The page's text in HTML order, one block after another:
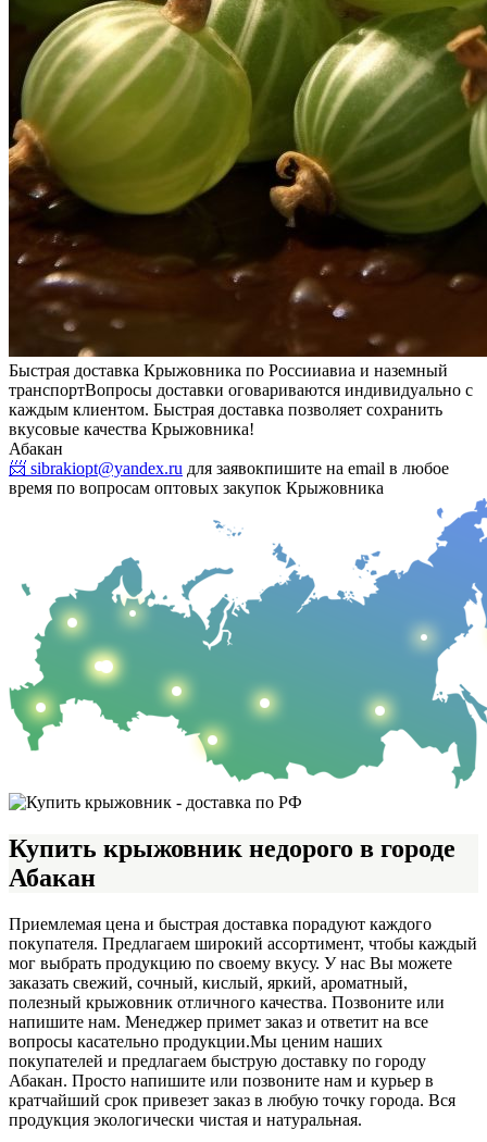
Быстрая доставка Крыжовника по Россииавиа и наземный
транспортВопросы доставки оговариваются индивидуально с
каждым клиентом. Быстрая доставка позволяет сохранить
вкусовые качества Крыжовника!
Абакан
📨 sibrakiopt@yandex.ru для заявокпишите на email в любое
время по вопросам оптовых закупок Крыжовника
Купить крыжовник недорого в городе
Абакан
Приемлемая цена и быстрая доставка порадуют каждого
покупателя. Предлагаем широкий ассортимент, чтобы каждый
мог выбрать продукцию по своему вкусу. У нас Вы можете
заказать свежий, сочный, кислый, яркий, ароматный,
полезный крыжовник отличного качества. Позвоните или
напишите нам. Менеджер примет заказ и ответит на все
вопросы касательно продукции.Мы ценим наших
покупателей и предлагаем быструю доставку по городу
Абакан. Просто напишите или позвоните нам и курьер в
кратчайший срок привезет заказ в любую точку города. Вся
продукция экологически чистая и натуральная.